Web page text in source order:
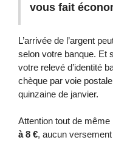
vous fait
L’arrivée de l’argent
selon votre banque. Et
votre relevé d’identité
chèque par voie
quinzaine de janvier.
Attention tout de même
à 8 €, aucun versement